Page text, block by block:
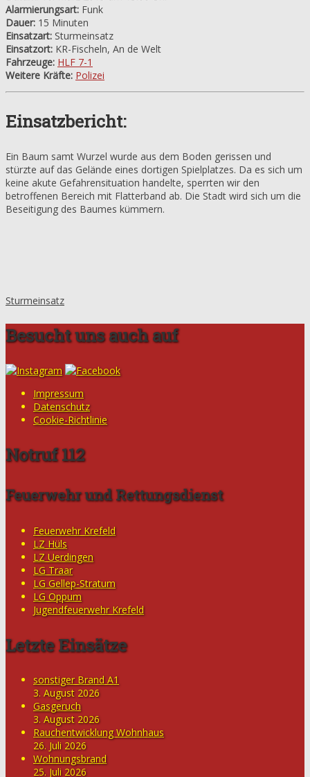
Alarmierungsart: Funk
Dauer: 15 Minuten
Einsatzart: Sturmeinsatz
Einsatzort: KR-Fischeln, An de Welt
Fahrzeuge: HLF 7-1
Weitere Kräfte: Polizei
Einsatzbericht:
Ein Baum samt Wurzel wurde aus dem Boden gerissen und
stürzte auf das Gelände eines dortigen Spielplatzes. Da es sich um
keine akute Gefahrensituation handelte, sperrten wir den
betroffenen Bereich mit Flatterband ab. Die Stadt wird sich um die
Beseitigung des Baumes kümmern.
Sturmeinsatz
Besucht uns auch auf
Impressum
Datenschutz
Cookie-Richtlinie
Notruf 112
Feuerwehr und Rettungsdienst
Feuerwehr Krefeld
LZ Hüls
LZ Uerdingen
LG Traar
LG Gellep-Stratum
LG Oppum
Jugendfeuerwehr Krefeld
Letzte Einsätze
sonstiger Brand A1
3. August 2026
Gasgeruch
3. August 2026
Rauchentwicklung Wohnhaus
26. Juli 2026
Wohnungsbrand
25. Juli 2026